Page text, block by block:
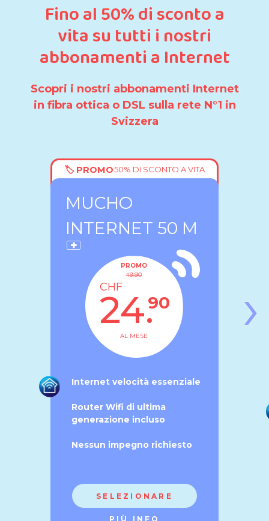
Fino al 50% di sconto a
vita su tutti i nostri
abbonamenti a Internet
Scopri i nostri abbonamenti Internet
in fibra ottica o DSL sulla rete N°1 in
Svizzera
🏷️ PROMO50% DI SCONTO A VITA
MUCHO
INTERNET 50 M
PROMO
49.90
CHF
24.90
AL MESE
Internet velocità essenziale
Router Wifi di ultima
generazione incluso
Nessun impegno richiesto
SELEZIONARE
PIÙ INFO
›